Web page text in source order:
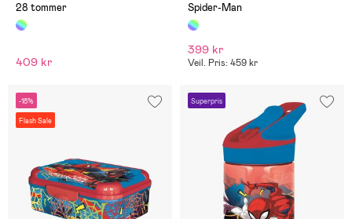
28 tommer
409 kr
Spider-Man
399 kr
Veil. Pris: 459 kr
-18%
Flash Sale
Superpris